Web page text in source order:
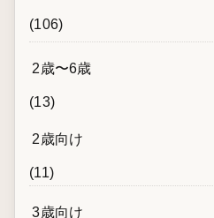
(106)
2歳〜6歳
(13)
2歳向け
(11)
3歳向け